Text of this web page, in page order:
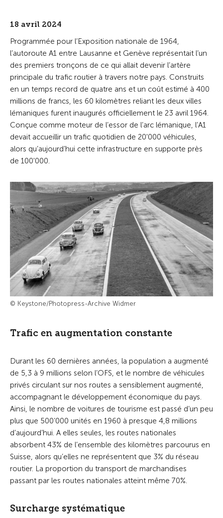
18 avril 2024
Programmée pour l’Exposition nationale de 1964,
l’autoroute A1 entre Lausanne et Genève représentait l’un
des premiers tronçons de ce qui allait devenir l’artère
principale du trafic routier à travers notre pays. Construits
en un temps record de quatre ans et un coût estimé à 400
millions de francs, les 60 kilomètres reliant les deux villes
lémaniques furent inaugurés officiellement le 23 avril 1964.
Conçue comme moteur de l’essor de l’arc lémanique, l’A1
devait accueillir un trafic quotidien de 20'000 véhicules,
alors qu’aujourd’hui cette infrastructure en supporte près
de 100'000.
© Keystone/Photopress-Archive Widmer
Trafic en augmentation constante
Durant les 60 dernières années, la population a augmenté
de 5,3 à 9 millions selon l’OFS, et le nombre de véhicules
privés circulant sur nos routes a sensiblement augmenté,
accompagnant le développement économique du pays.
Ainsi, le nombre de voitures de tourisme est passé d’un peu
plus que 500’000 unités en 1960 à presque 4,8 millions
d’aujourd’hui. A elles seules, les routes nationales
absorbent 43% de l’ensemble des kilomètres parcourus en
Suisse, alors qu’elles ne représentent que 3% du réseau
routier. La proportion du transport de marchandises
passant par les routes nationales atteint même 70%.
Surcharge systématique